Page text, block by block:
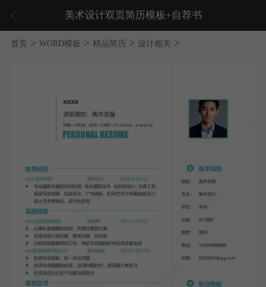
美术设计双页简历模板+自荐书
首页 > WORD模板 > 精品简历 > 设计相关 >